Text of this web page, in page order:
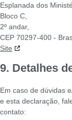
Esplanada dos
Bloco C,
2º andar,
CEP 70297-400 -
Site
9. Detalhes
Em caso de dúvidas
e esta declaração,
contato: